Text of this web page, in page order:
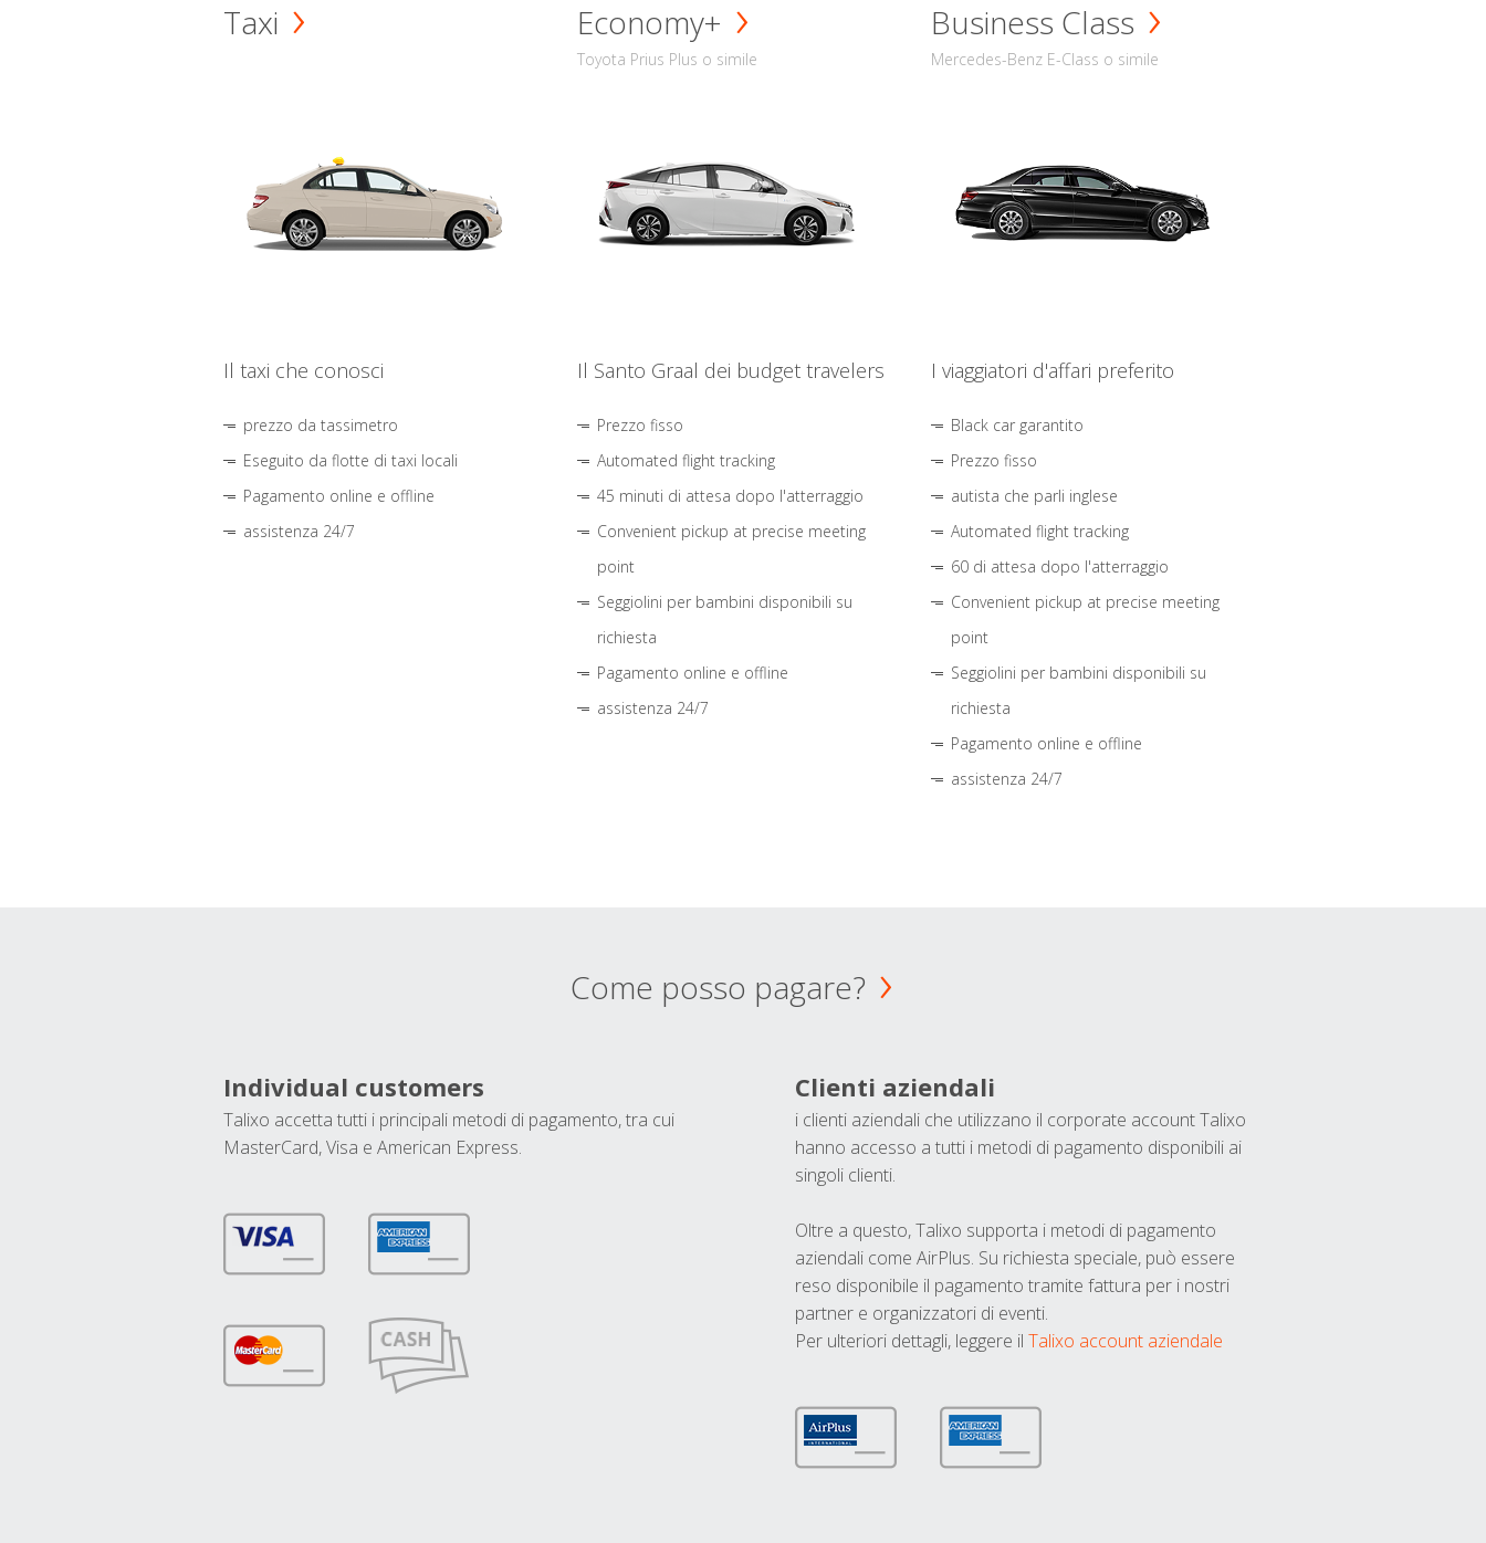
Taxi
Il taxi che conosci
prezzo da tassimetro
Eseguito da flotte di taxi locali
Pagamento online e offline
assistenza 24/7
Economy+
Toyota Prius Plus o simile
Il Santo Graal dei budget travelers
Prezzo fisso
Automated flight tracking
45 minuti di attesa dopo l'atterraggio
Convenient pickup at precise meeting
point
Seggiolini per bambini disponibili su
richiesta
Pagamento online e offline
assistenza 24/7
Business Class
Mercedes-Benz E-Class o simile
I viaggiatori d'affari preferito
Black car garantito
Prezzo fisso
autista che parli inglese
Automated flight tracking
60 di attesa dopo l'atterraggio
Convenient pickup at precise meeting
point
Seggiolini per bambini disponibili su
richiesta
Pagamento online e offline
assistenza 24/7
Come posso pagare?
Individual customers
Talixo accetta tutti i principali metodi di pagamento, tra cui
MasterCard, Visa e American Express.
Clienti aziendali
i clienti aziendali che utilizzano il corporate account Talixo
hanno accesso a tutti i metodi di pagamento disponibili ai
singoli clienti.
Oltre a questo, Talixo supporta i metodi di pagamento
aziendali come AirPlus. Su richiesta speciale, può essere
reso disponibile il pagamento tramite fattura per i nostri
partner e organizzatori di eventi.
Per ulteriori dettagli, leggere il Talixo account aziendale